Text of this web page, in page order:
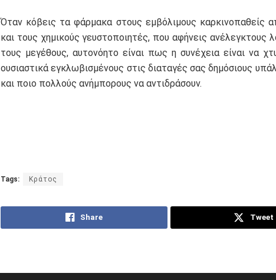
Όταν κόβεις τα φάρμακα στους εμβόλιμους καρκινοπαθείς
και τους χημικούς γευστοποιητές, που αφήνεις ανέλεγκτους
τους μεγέθους, αυτονόητο είναι πως η συνέχεια είναι να
ουσιαστικά εγκλωβισμένους στις διαταγές σας δημόσιους
και ποιο πολλούς ανήμπορους να αντιδράσουν.
Tags: Κράτος
Share Tweet